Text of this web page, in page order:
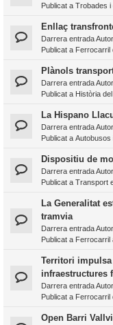
Publicat a Trobades i
Enllaç
Darrera entrada
Publicat a Ferrocarril
Plànols
Darrera entrada
Publicat a Història
La Hispano
Darrera entrada
Publicat a Autobusos
Dispositiu de
Darrera entrada
Publicat a Transport
La Generalitat
tramvia
Darrera entrada
Publicat a Ferrocarril
Territori
infraestructures
Darrera entrada
Publicat a Ferrocarril
Open Barri